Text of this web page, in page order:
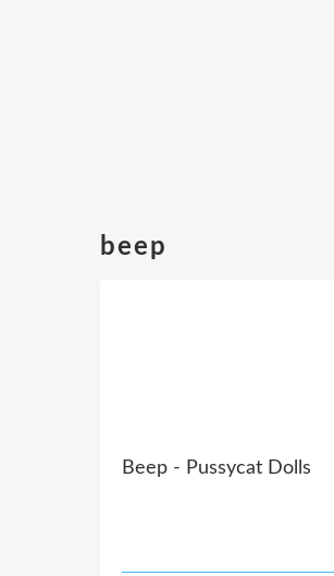
beep
Beep - Pussycat Dolls